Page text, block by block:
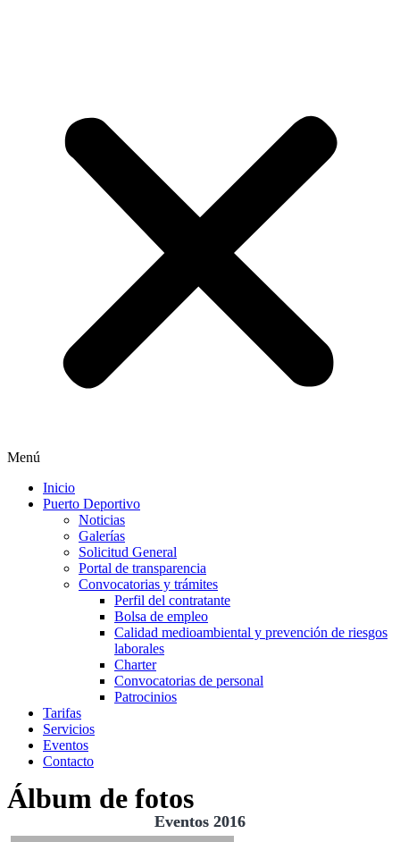
Menú
Inicio
Puerto Deportivo
Noticias
Galerías
Solicitud General
Portal de transparencia
Convocatorias y trámites
Perfil del contratante
Bolsa de empleo
Calidad medioambiental y prevención de riesgos
laborales
Charter
Convocatorias de personal
Patrocinios
Tarifas
Servicios
Eventos
Contacto
Álbum de fotos
Eventos 2016